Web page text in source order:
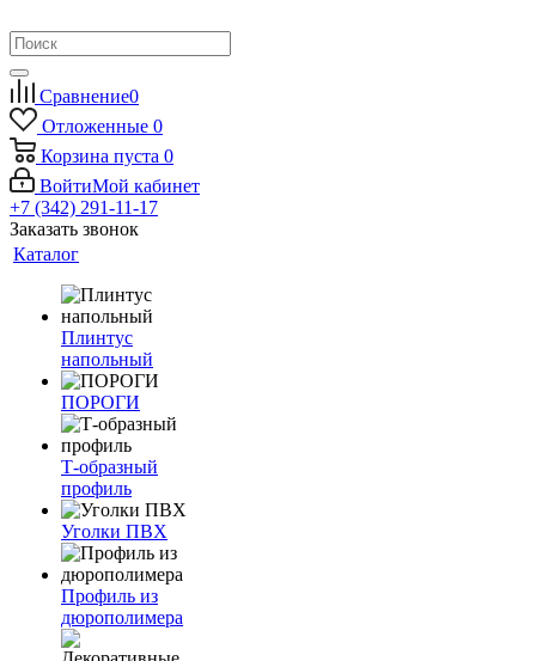
Сравнение0
Отложенные 0
Корзина пуста 0
ВойтиМой кабинет
+7 (342) 291-11-17
Заказать звонок
Каталог
Плинтус
напольный
ПОРОГИ
Т-образный
профиль
Уголки ПВХ
Профиль из
дюрополимера